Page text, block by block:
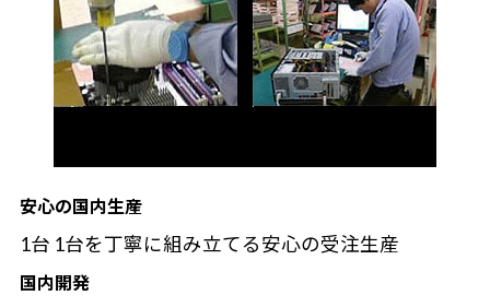
安心の国内生産
1台 1台を丁寧に組み立てる安心の受注生産
国内開発